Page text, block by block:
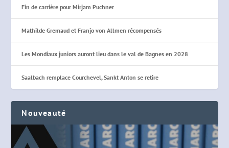
Fin de carrière pour Mirjam Puchner
Mathilde Gremaud et Franjo von Allmen récompensés
Les Mondiaux juniors auront lieu dans le val de Bagnes en 2028
Saalbach remplace Courchevel, Sankt Anton se retire
Nouveauté